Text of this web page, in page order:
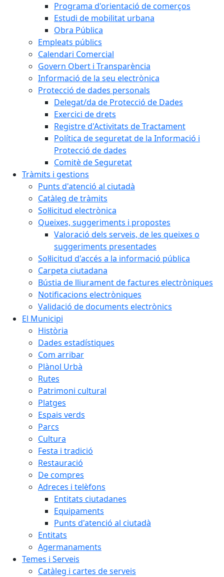
Programa d'orientació de comerços
Estudi de mobilitat urbana
Obra Pública
Empleats públics
Calendari Comercial
Govern Obert i Transparència
Informació de la seu electrònica
Protecció de dades personals
Delegat/da de Protecció de Dades
Exercici de drets
Registre d'Activitats de Tractament
Política de seguretat de la Informació i
Protecció de dades
Comitè de Seguretat
Tràmits i gestions
Punts d'atenció al ciutadà
Catàleg de tràmits
Sol·licitud electrònica
Queixes, suggeriments i propostes
Valoració dels serveis, de les queixes o
suggeriments presentades
Sol·licitud d'accés a la informació pública
Carpeta ciutadana
Bústia de lliurament de factures electròniques
Notificacions electròniques
Validació de documents electrònics
El Municipi
Història
Dades estadístiques
Com arribar
Plànol Urbà
Rutes
Patrimoni cultural
Platges
Espais verds
Parcs
Cultura
Festa i tradició
Restauració
De compres
Adreces i telèfons
Entitats ciutadanes
Equipaments
Punts d'atenció al ciutadà
Entitats
Agermanaments
Temes i Serveis
Catàleg i cartes de serveis